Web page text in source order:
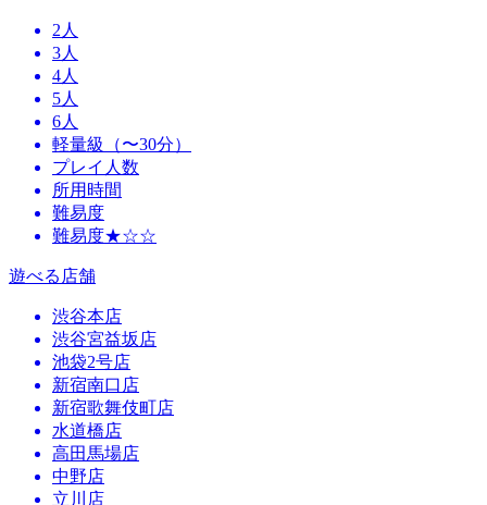
2人
3人
4人
5人
6人
軽量級（〜30分）
プレイ人数
所用時間
難易度
難易度★☆☆
遊べる店舗
渋谷本店
渋谷宮益坂店
池袋2号店
新宿南口店
新宿歌舞伎町店
水道橋店
高田馬場店
中野店
立川店